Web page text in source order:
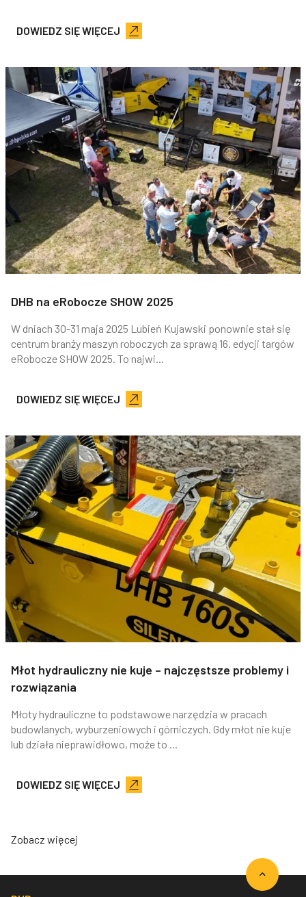
DOWIEDZ SIĘ WIĘCEJ
DHB na eRobocze SHOW 2025
W dniach 30-31 maja 2025 Lubień Kujawski ponownie stał się
centrum branży maszyn roboczych za sprawą 16. edycji targów
eRobocze SHOW 2025. To najwi...
DOWIEDZ SIĘ WIĘCEJ
Młot hydrauliczny nie kuje – najczęstsze problemy i
rozwiązania
Młoty hydrauliczne to podstawowe narzędzia w pracach
budowlanych, wyburzeniowych i górniczych. Gdy młot nie kuje
lub działa nieprawidłowo, może to ...
DOWIEDZ SIĘ WIĘCEJ
Zobacz więcej